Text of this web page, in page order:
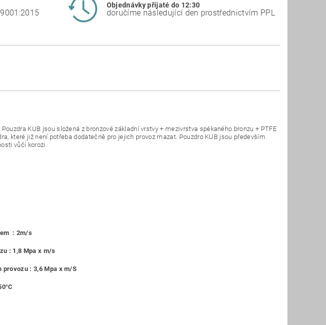
Objednávky přijaté do 12:30
doručíme následující den prostřednictvím PPL
KUB jsou složená z bronzové základní vrstvy + mezivrstva spékaného bronzu + PTFE
které již není potřeba dodatečně pro jejich provoz mazat. Pouzdro KUB jsou především
vůči korozi.
: 2m/s
: 1,8 Mpa x m/s
: 3,6 Mpa x m/S